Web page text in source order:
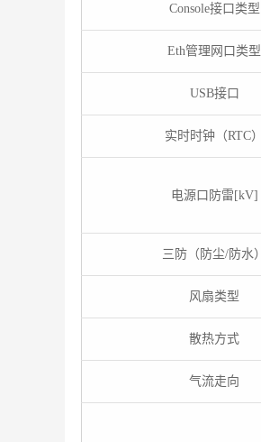
Console接口类型
Eth管理网口类型
USB接口
实时时钟（RTC）
电源口防雷[kV]
三防（防尘/防水）
风扇类型
散热方式
气流走向